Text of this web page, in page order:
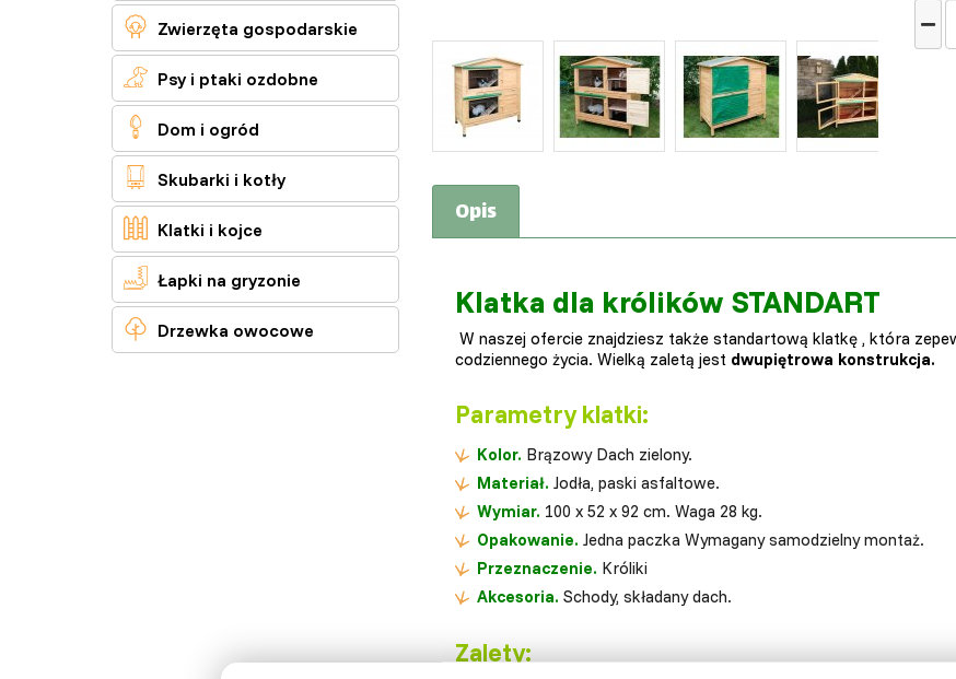
 Zwierzęta gospodarskie
 Psy i ptaki ozdobne
 Dom i ogród
 Skubarki i kotły
 Klatki i kojce
 Łapki na gryzonie
 Drzewka owocowe
Opis
Klatka dla królików STANDART
W naszej ofercie znajdziesz także standartową klatkę , która
codziennego życia. Wielką zaletą jest dwupiętrowa konstrukcja.
Parametry klatki:
Kolor. Brązowy Dach zielony.
Materiał. Jodła, paski asfaltowe.
Wymiar. 100 x 52 x 92 cm. Waga 28 kg.
Opakowanie. Jedna paczka Wymagany samodzielny montaż.
Przeznaczenie. Króliki
Akcesoria. Schody, składany dach.
Zalety: